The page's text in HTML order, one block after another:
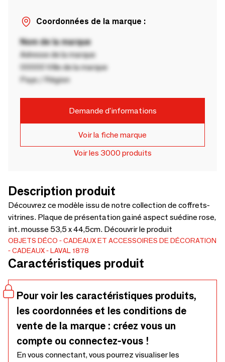
Coordonnées de la marque :
Nom de la marque
Adresse de la marque
00000 Ville de la marque
Pays / Région
Demande d'informations
Voir la fiche marque
Voir les 3000 produits
Description produit
Découvrez ce modèle issu de notre collection de coffrets-
vitrines. Plaque de présentation gainé aspect suédine rose,
int. mousse 53,5 x 44,5cm. Découvrir le produit
OBJETS DÉCO
CADEAUX ET ACCESSOIRES DE DÉCORATION
CADEAUX
LAVAL 1878
Caractéristiques produit
Pour voir les caractéristiques produits,
les coordonnées et les conditions de
vente de la marque : créez vous un
compte ou connectez-vous !
En vous connectant, vous pourrez visualiser les